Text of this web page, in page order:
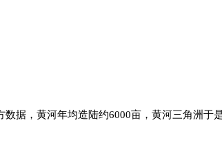
据，黄河年均造陆约6000亩，黄河三角洲于